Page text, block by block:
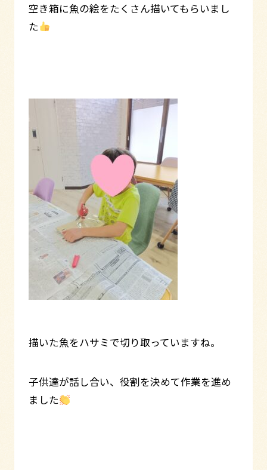
空き箱に魚の絵をたくさん描いてもらいまし
た
描いた魚をハサミで切り取っていますね。
子供達が話し合い、役割を決めて作業を進め
ました